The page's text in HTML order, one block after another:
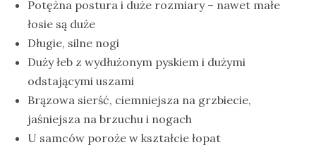
Potężna postura i duże rozmiary – nawet małe
łosie są duże
Długie, silne nogi
Duży łeb z wydłużonym pyskiem i dużymi
odstającymi uszami
Brązowa sierść, ciemniejsza na grzbiecie,
jaśniejsza na brzuchu i nogach
U samców poroże w kształcie łopat